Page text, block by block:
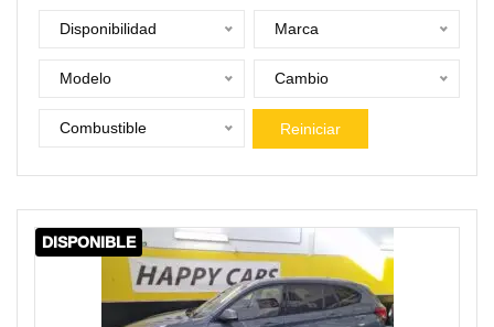
Disponibilidad Marca
Modelo Cambio
Combustible Reiniciar
DISPONIBLE